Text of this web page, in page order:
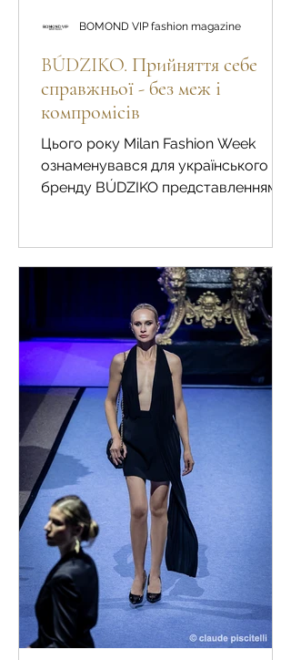
BÚDZIKO. Прийняття себе
справжньої - без меж і
компромісів
Цього року Milan Fashion Week
ознаменувався для українського
бренду BÚDZIKO представленням
BOMOND VIP fashion magazine